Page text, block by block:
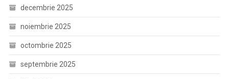
decembrie 2025
noiembrie 2025
octombrie 2025
septembrie 2025